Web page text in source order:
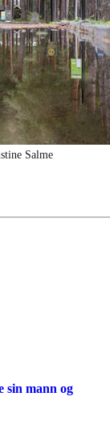
Salme
sin mann og